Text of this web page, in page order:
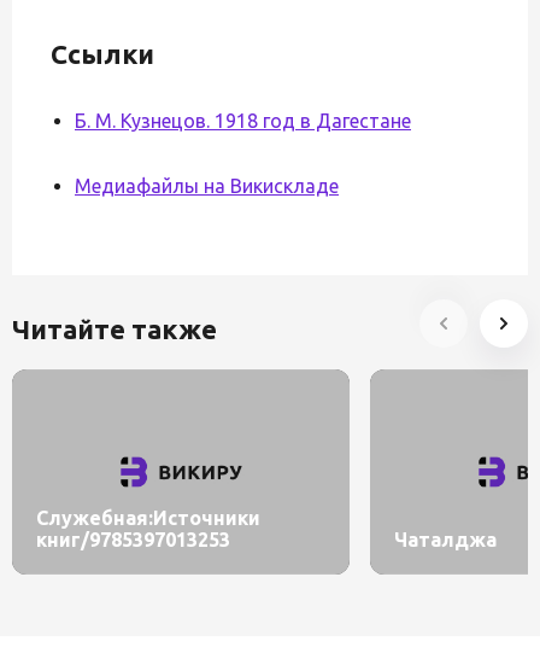
Ссылки
Б. М. Кузнецов. 1918 год в Дагестане
Медиафайлы на Викискладе
Читайте также
Служебная:Источники
книг/9785397013253
Чаталджа